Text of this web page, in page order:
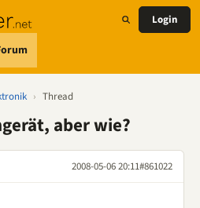
Login
› Thread
aber wie?
2008-05-06 20:11#861022